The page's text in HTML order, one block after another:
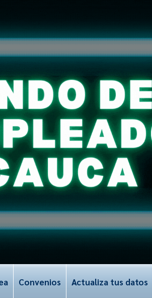
Convenios Actualiza tus datos